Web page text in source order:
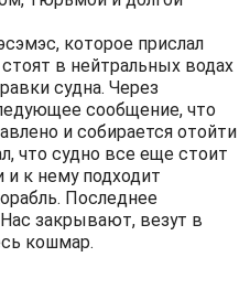
которое прислал
в нейтральных водах
судна. Через
сообщение, что
и собирается отойти
что судно все еще стоит
к нему подходит
Последнее
закрывают, везут в
кошмар.